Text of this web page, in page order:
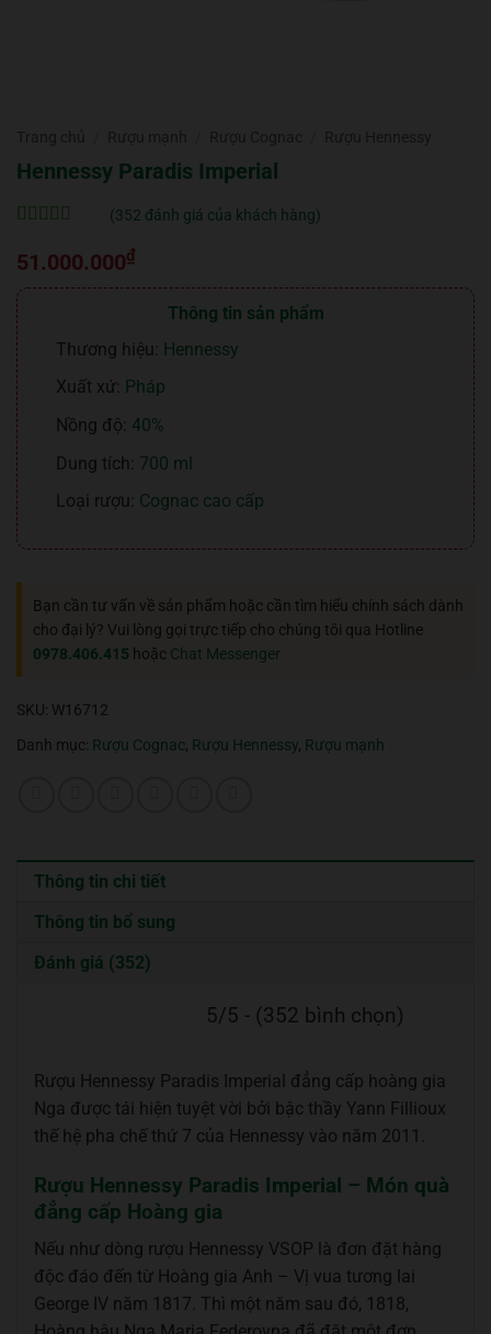
Hennessy Paradis Imperial
trên đánh
giá
(352 đánh giá của khách hàng)
51.000.000₫
Thông tin sản phẩm
Thương hiệu: Hennessy
Xuất xứ: Pháp
Nồng độ: 40%
Dung tích: 700 ml
Loại rượu: Cognac cao cấp
Bạn cần tư vấn về sản phẩm hoặc cần tìm hiểu chính sách dành
cho đại lý? Vui lòng gọi trực tiếp cho chúng tôi qua Hotline
0978.406.415 hoặc Chat Messenger
SKU: W16712
Danh mục: Rượu Cognac, Rượu Hennessy, Rượu mạnh
Thông tin chi tiết
Thông tin bổ sung
Đánh giá (352)
5/5 - (352 bình chọn)
Rượu Hennessy Paradis Imperial đẳng cấp hoàng gia
Nga được tái hiện tuyệt vời bởi bậc thầy Yann Fillioux
thế hệ pha chế thứ 7 của Hennessy vào năm 2011.
Rượu Hennessy Paradis Imperial – Món quà
đẳng cấp Hoàng gia
Nếu như dòng rượu Hennessy VSOP là đơn đặt hàng
độc đáo đến từ Hoàng gia Anh – Vị vua tương lai
George IV năm 1817. Thì một năm sau đó, 1818,